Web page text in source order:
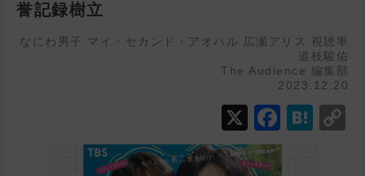
誉記録樹立
なにわ男子 マイ・セカンド・アオハル 広瀬アリス
視聴率
道枝駿佑
The Audience 編集部
2023.12.20
X